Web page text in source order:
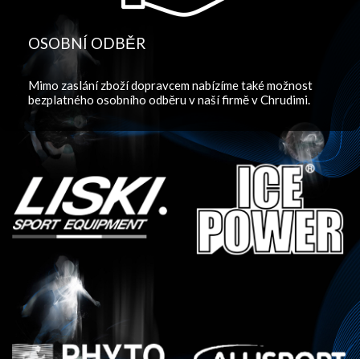
OSOBNÍ ODBĚR
Mimo zaslání zboží dopravcem nabízíme také možnost
bezplatného osobního odběru v naší firmě v Chrudimi.